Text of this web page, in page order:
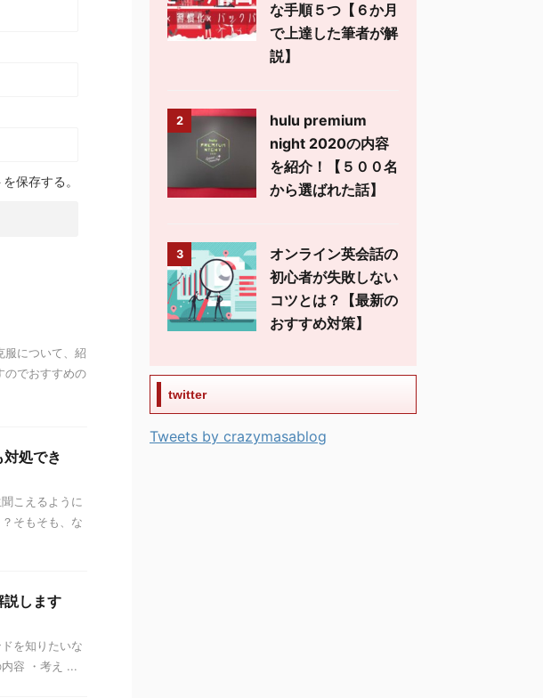
保存する。
服について、紹
のでおすすめの
処でき
こえるように
そもそも、な
説します
を知りたいな
容 ・考え ...
な手順５つ【６か月
で上達した筆者が解
説】
2
hulu premium
night 2020の内容
を紹介！【５００名
から選ばれた話】
3
オンライン英会話の
初心者が失敗しない
コツとは？【最新の
おすすめ対策】
twitter
Tweets by crazymasablog